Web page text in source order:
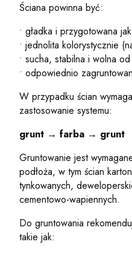
Ściana powinna być:
• gładka i przygotowana
• jednolita kolorystycznie
• sucha, stabilna i wolna od
• odpowiednio
W przypadku ścian
zastosowanie systemu:
grunt → farba → grunt
Gruntowanie jest
podłoża, w tym ścian
tynkowanych,
cementowo-wapiennych.
Do gruntowania
takie jak: